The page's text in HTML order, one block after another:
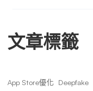
文章標籤
App Store優化 Deepfake